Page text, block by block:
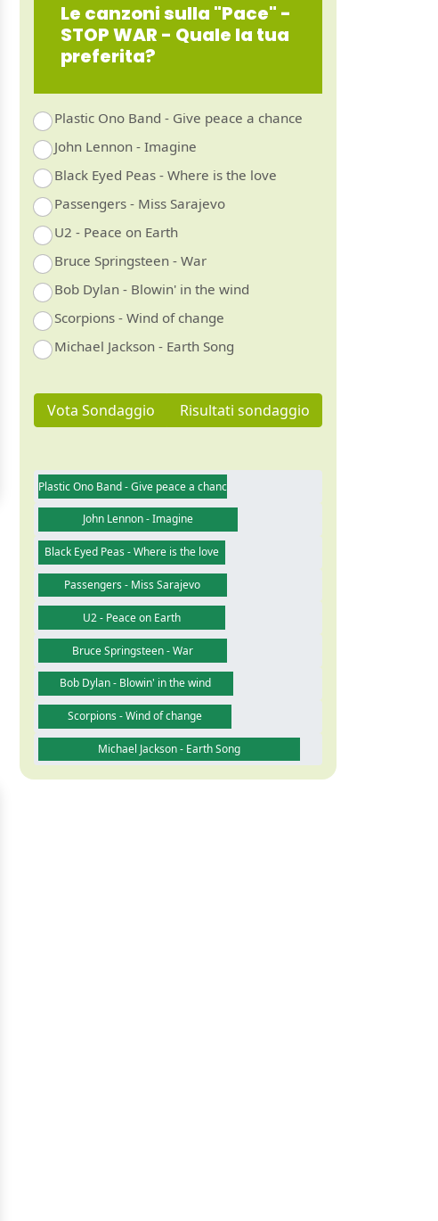
Le canzoni sulla "Pace" -
STOP WAR - Quale la tua
preferita?
Plastic Ono Band - Give peace a chance
John Lennon - Imagine
Black Eyed Peas - Where is the love
Passengers - Miss Sarajevo
U2 - Peace on Earth
Bruce Springsteen - War
Bob Dylan - Blowin' in the wind
Scorpions - Wind of change
Michael Jackson - Earth Song
Vota Sondaggio Risultati sondaggio
Plastic Ono Band - Give peace a chance
John Lennon - Imagine
Black Eyed Peas - Where is the love
Passengers - Miss Sarajevo
U2 - Peace on Earth
Bruce Springsteen - War
Bob Dylan - Blowin' in the wind
Scorpions - Wind of change
Michael Jackson - Earth Song